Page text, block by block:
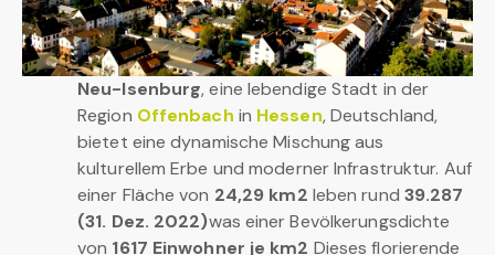
Neu-Isenburg, eine lebendige Stadt in der
Region Offenbach in Hessen, Deutschland,
bietet eine dynamische Mischung aus
kulturellem Erbe und moderner Infrastruktur. Auf
einer Fläche von 24,29 km2 leben rund 39.287
(31. Dez. 2022)was einer Bevölkerungsdichte
von 1617 Einwohner je km2 Dieses florierende